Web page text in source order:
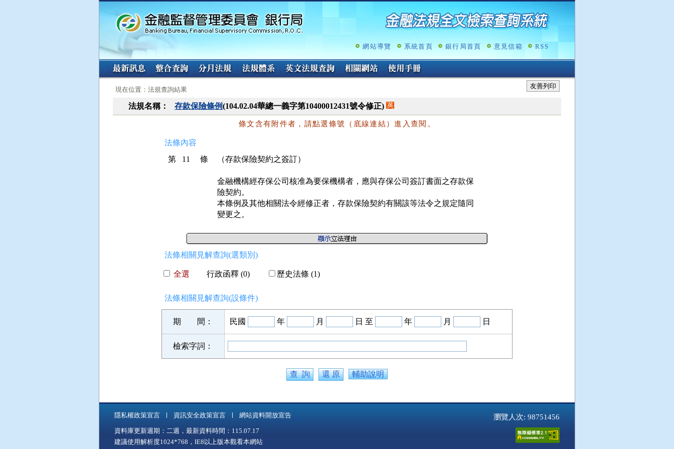
跳
容
網站導覽 系統首頁 銀行局首頁 意見信箱 RSS
:::
現在位置：法規查詢結果 友善列印
法規名稱： 存款保險條例(104.02.04華總一義字第10400012431號令修正)
條文含有附件者，請點選條號（底線連結）進入查閱。
法條內容
第 11 條
（存款保險契約之簽訂）
金融機構經存保公司核准為要保機構者，應與存保公司簽訂書面之存款保
險契約。
本條例及其他相關法令經修正者，存款保險契約有關該等法令之規定隨同
變更之。
法條相關見解查詢(選類別)
全選 行政函釋 (0) 歷史法條 (1)
法條相關見解查詢(設條件)
期 間： 民國 年 月 日 至 年 月 日
檢索字詞：
輔助說明
隱私權政策宣言 資訊安全政策宣言 網站資料開放宣告 瀏覽人次: 98751456
資料庫更新週期：二週，最新資料時間：115.07.17
建議使用解析度1024*768，IE8以上版本觀看本網站